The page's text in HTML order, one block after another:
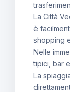
La Città
è
shopping
Nelle
tipici, bar
La